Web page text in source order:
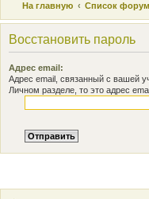
На главную
Список
Восстановить пароль
Адрес email:
Адрес email, связанный с вашей
Личном разделе, то это адрес